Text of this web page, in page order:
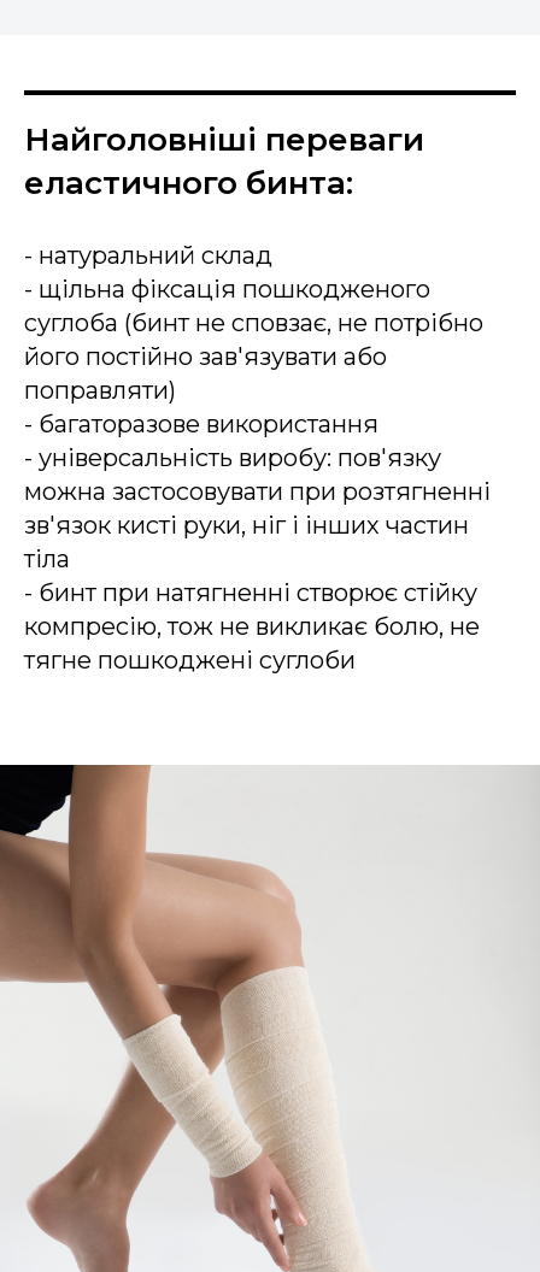
Найголовніші переваги
еластичного бинта:
- натуральний склад
- щільна фіксація пошкодженого
суглоба (бинт не сповзає, не потрібно
його постійно зав'язувати або
поправляти)
- багаторазове використання
- універсальність виробу: пов'язку
можна застосовувати при розтягненні
зв'язок кисті руки, ніг і інших частин
тіла
- бинт при натягненні створює стійку
компресію, тож не викликає болю, не
тягне пошкоджені суглоби